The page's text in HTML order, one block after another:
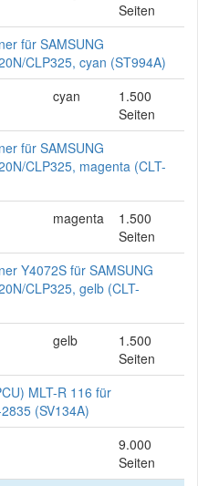
Seiten
für SAMSUNG
CLP325, cyan (ST994A)
cyan
1.500
Seiten
für SAMSUNG
CLP325, magenta (CLT-
magenta
1.500
Seiten
Y4072S für SAMSUNG
CLP325, gelb (CLT-
gelb
1.500
Seiten
MLT-R 116 für
(SV134A)
9.000
Seiten